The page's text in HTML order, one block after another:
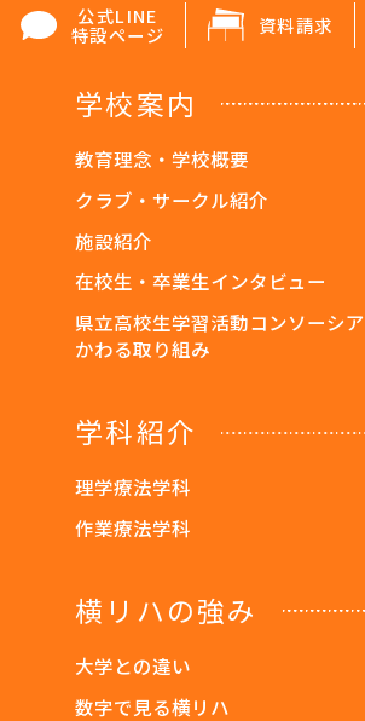
公式LINE
特設ページ 資料請求
学校案内
教育理念・学校概要
クラブ・サークル紹介
施設紹介
在校生・卒業生インタビュー
県立高校生学習活動コンソーシ
かわる取り組み
学科紹介
理学療法学科
作業療法学科
横リハの強み
大学との違い
数字で見る横リハ